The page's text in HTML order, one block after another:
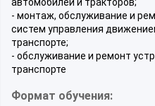
- монтаж, обслуживание и
систем управления
транспорте;
- обслуживание и ремонт
транспорте
Формат обучения: